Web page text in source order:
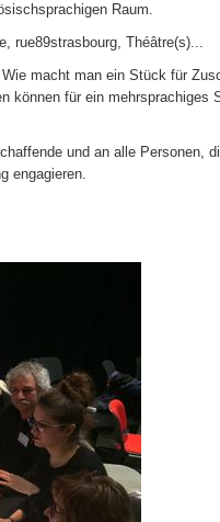
Raum.
rue89strasbourg, Théâtre(s)...
macht man ein Stück für
können für ein mehrsprachiges
und an alle Personen,
engagieren.